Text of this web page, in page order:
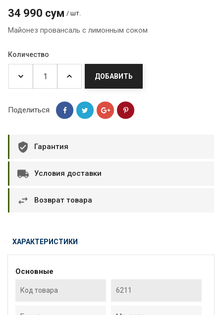
34 990 сум / шт.
Майонез провансаль с лимонным соком
Количество
ДОБАВИТЬ
Поделиться
Гарантия
Условия доставки
Возврат товара
ХАРАКТЕРИСТИКИ
Основные
Код товара 6211